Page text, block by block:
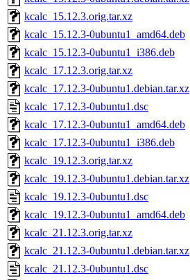
kcalc_15.12.3.orig.tar.xz
kcalc_15.12.3-0ubuntu1_amd64.deb
kcalc_15.12.3-0ubuntu1_i386.deb
kcalc_17.12.3.orig.tar.xz
kcalc_17.12.3-0ubuntu1.debian.tar.xz
kcalc_17.12.3-0ubuntu1.dsc
kcalc_17.12.3-0ubuntu1_amd64.deb
kcalc_17.12.3-0ubuntu1_i386.deb
kcalc_19.12.3.orig.tar.xz
kcalc_19.12.3-0ubuntu1.debian.tar.xz
kcalc_19.12.3-0ubuntu1.dsc
kcalc_19.12.3-0ubuntu1_amd64.deb
kcalc_21.12.3.orig.tar.xz
kcalc_21.12.3-0ubuntu1.debian.tar.xz
kcalc_21.12.3-0ubuntu1.dsc